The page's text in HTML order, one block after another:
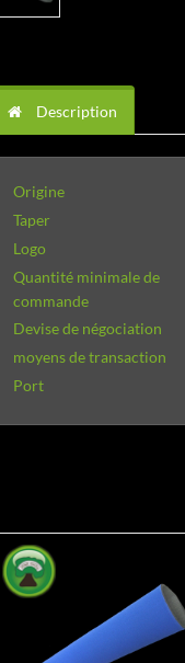
Description
Origine
Taper
Logo
Quantité minimale de
commande
Devise de négociation
moyens de transaction
Port